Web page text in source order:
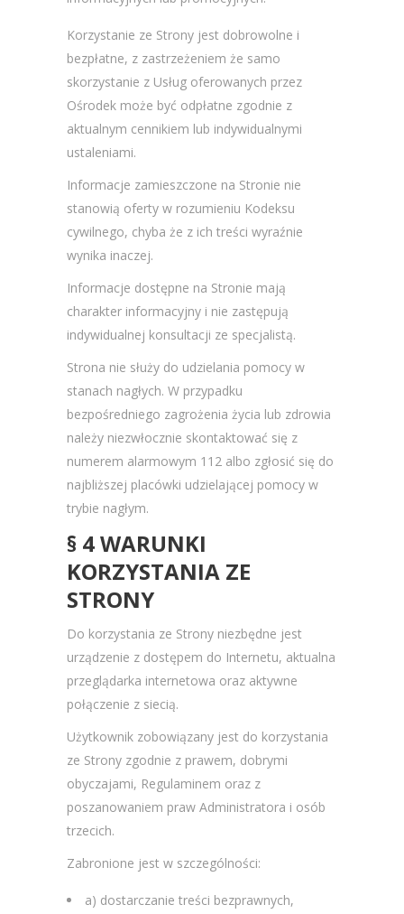
Korzystanie ze Strony jest dobrowolne i
bezpłatne, z zastrzeżeniem że samo
skorzystanie z Usług oferowanych przez
Ośrodek może być odpłatne zgodnie z
aktualnym cennikiem lub indywidualnymi
ustaleniami.
Informacje zamieszczone na Stronie nie
stanowią oferty w rozumieniu Kodeksu
cywilnego, chyba że z ich treści wyraźnie
wynika inaczej.
Informacje dostępne na Stronie mają
charakter informacyjny i nie zastępują
indywidualnej konsultacji ze specjalistą.
Strona nie służy do udzielania pomocy w
stanach nagłych. W przypadku
bezpośredniego zagrożenia życia lub zdrowia
należy niezwłocznie skontaktować się z
numerem alarmowym 112 albo zgłosić się do
najbliższej placówki udzielającej pomocy w
trybie nagłym.
§ 4 WARUNKI
KORZYSTANIA ZE
STRONY
Do korzystania ze Strony niezbędne jest
urządzenie z dostępem do Internetu, aktualna
przeglądarka internetowa oraz aktywne
połączenie z siecią.
Użytkownik zobowiązany jest do korzystania
ze Strony zgodnie z prawem, dobrymi
obyczajami, Regulaminem oraz z
poszanowaniem praw Administratora i osób
trzecich.
Zabronione jest w szczególności:
a) dostarczanie treści bezprawnych,